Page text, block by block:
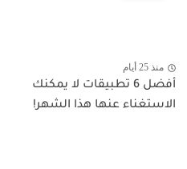
منذ 25 أيام
أفضل 6 تطبيقات لا يمكنك
الاستغناء عنها هذا الشهر!